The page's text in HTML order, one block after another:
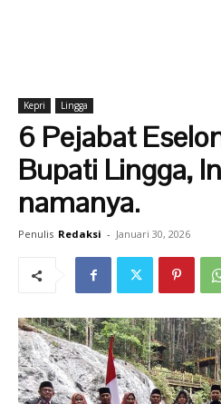
Kepri Lingga
6 Pejabat
Bupati Lingga,
namanya.
Penulis Redaksi - Januari 30, 2026